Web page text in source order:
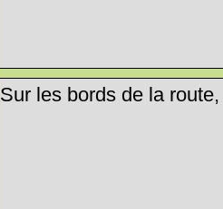
Sur les bords de la